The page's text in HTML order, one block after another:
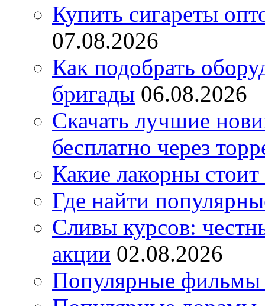
Купить сигареты
07.08.2026
Как подобрать
бригады 06.08.2026
Скачать лучшие
бесплатно через
Какие лакорны стоит
Где найти
Сливы курсов:
акции 02.08.2026
Популярные фильмы